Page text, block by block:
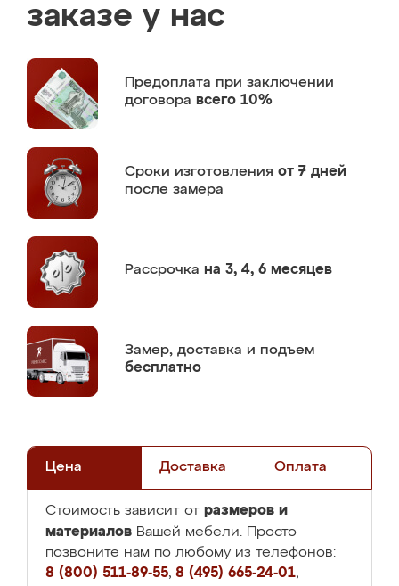
заказе у нас
Предоплата при заключении
договора всего 10%
Сроки изготовления от 7 дней
после замера
Рассрочка на 3, 4, 6 месяцев
Замер, доставка и подъем
бесплатно
Цена Доставка Оплата
Стоимость зависит от размеров и
материалов Вашей мебели. Просто
позвоните нам по любому из телефонов:
8 (800) 511-89-55, 8 (495) 665-24-01,